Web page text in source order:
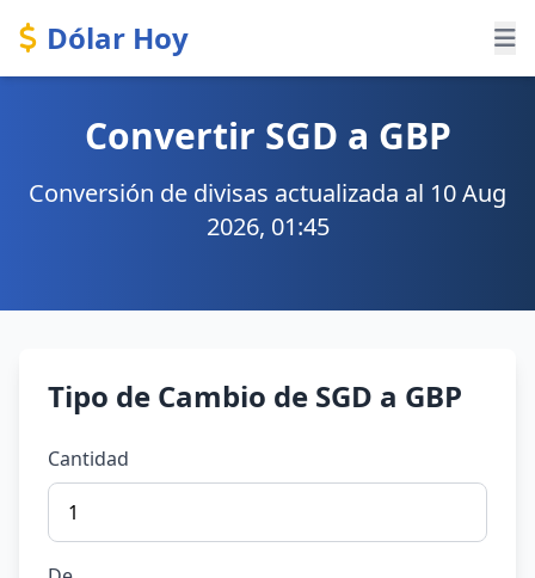
Dólar Hoy
Convertir SGD a GBP
Conversión de divisas actualizada al 10 Aug
2026, 01:45
Tipo de Cambio de SGD a GBP
Cantidad